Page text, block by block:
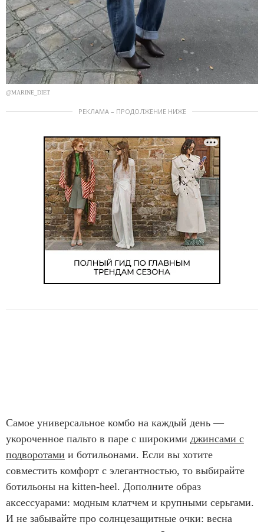
@MARINE_DIET
РЕКЛАМА – ПРОДОЛЖЕНИЕ НИЖЕ
Самое универсальное комбо на каждый день —
укороченное пальто в паре с широкими джинсами с
подворотами и ботильонами. Если вы хотите
совместить комфорт с элегантностью, то выбирайте
ботильоны на kitten-heel. Дополните образ
аксессуарами: модным клатчем и крупными серьгами.
И не забывайте про солнцезащитные очки: весна